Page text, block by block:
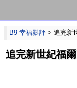
B9 幸福影評 > 追完新
追完新世紀福